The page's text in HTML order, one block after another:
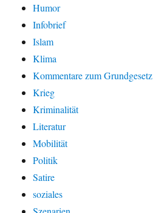
Humor
Infobrief
Islam
Klima
Kommentare zum Grundgesetz
Krieg
Kriminalität
Literatur
Mobilität
Politik
Satire
soziales